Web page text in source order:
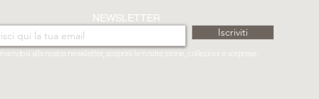
NEWSLETTER
Iscriviti
alla nostra newsletter, scoprirà le nostre storie, collezioni e sorprese.